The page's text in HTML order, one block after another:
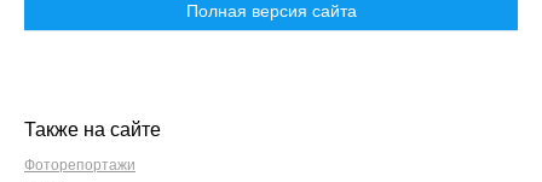
Полная версия сайта
Также на сайте
Фоторепортажи